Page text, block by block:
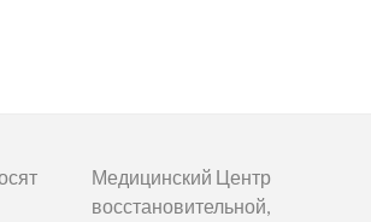
Медицинский Центр
восстановительной,